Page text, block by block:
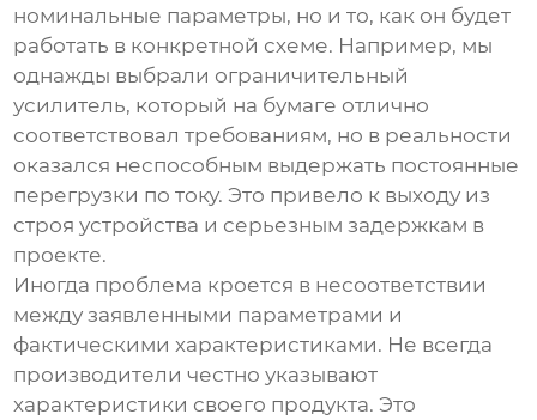
номинальные параметры, но и то, как он будет
работать в конкретной схеме. Например, мы
однажды выбрали ограничительный
усилитель, который на бумаге отлично
соответствовал требованиям, но в реальности
оказался неспособным выдержать постоянные
перегрузки по току. Это привело к выходу из
строя устройства и серьезным задержкам в
проекте.
Иногда проблема кроется в несоответствии
между заявленными параметрами и
фактическими характеристиками. Не всегда
производители честно указывают
характеристики своего продукта. Это